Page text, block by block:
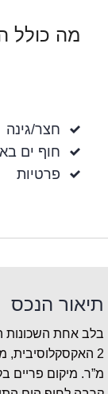
מה כולל
חצר/גינה
חוף ים
פרטיות
תיאור הנכס
בלב אחת השכונות
מ”ר. מיקום פריים